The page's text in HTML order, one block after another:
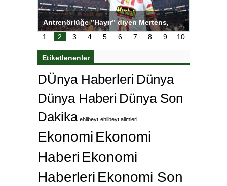
Salihli Sporcuları Kuraş’ta Gururlandırdı
1 2 3 4 5 6 7 8 9 10
Etiketlenenler
DÜnya Haberleri Dünya
Dünya Haberi Dünya Son
Dakika ehlibeyt ehlibeyt alimleri
Ekonomi Ekonomi
Haberi Ekonomi
Haberleri Ekonomi Son